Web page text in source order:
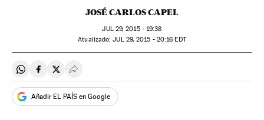
JOSÉ CARLOS CAPEL
JUL29, 2015 - 19:38
atualizado: JUL29, 2015 - 20:16 EDT
Compartir en Whatsapp
Compartir en Facebook
Compartir en Twitter
Desplegar Redes Sociales
Añadir EL PAÍS en Google